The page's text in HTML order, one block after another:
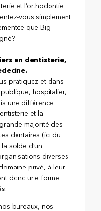
et l’orthodontie
vous simplement
que Big
en dentisterie,
pratiquez et dans
hospitalier,
une différence
et la
majorité des
dentaires (ici du
solde d’un
diverses
privé, à leur
donc une forme
bureaux, nos